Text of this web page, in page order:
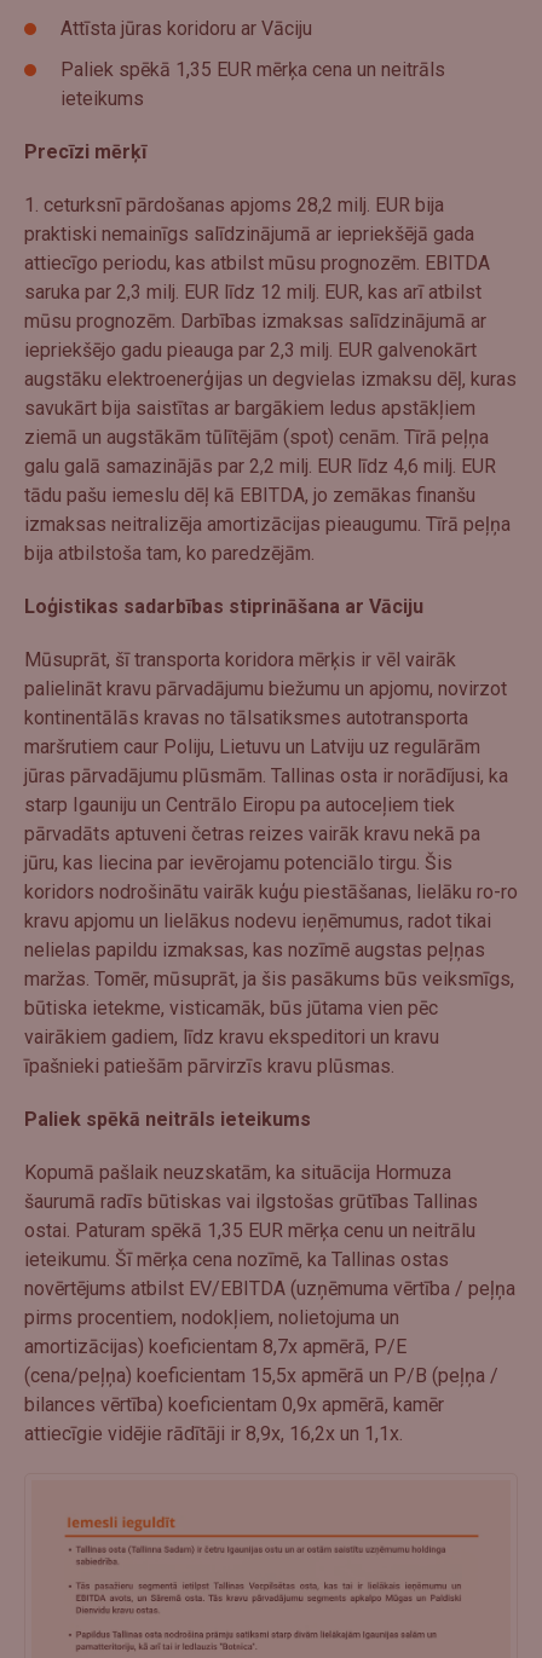
Attīsta jūras koridoru ar Vāciju
Paliek spēkā 1,35 EUR mērķa cena un neitrāls
ieteikums
Precīzi mērķī
1. ceturksnī pārdošanas apjoms 28,2 milj. EUR bija
praktiski nemainīgs salīdzinājumā ar iepriekšējā gada
attiecīgo periodu, kas atbilst mūsu prognozēm. EBITDA
saruka par 2,3 milj. EUR līdz 12 milj. EUR, kas arī atbilst
mūsu prognozēm. Darbības izmaksas salīdzinājumā ar
iepriekšējo gadu pieauga par 2,3 milj. EUR galvenokārt
augstāku elektroenerģijas un degvielas izmaksu dēļ, kuras
savukārt bija saistītas ar bargākiem ledus apstākļiem
ziemā un augstākām tūlītējām (spot) cenām. Tīrā peļņa
galu galā samazinājās par 2,2 milj. EUR līdz 4,6 milj. EUR
tādu pašu iemeslu dēļ kā EBITDA, jo zemākas finanšu
izmaksas neitralizēja amortizācijas pieaugumu. Tīrā peļņa
bija atbilstoša tam, ko paredzējām.
Loģistikas sadarbības stiprināšana ar Vāciju
Mūsuprāt, šī transporta koridora mērķis ir vēl vairāk
palielināt kravu pārvadājumu biežumu un apjomu, novirzot
kontinentālās kravas no tālsatiksmes autotransporta
maršrutiem caur Poliju, Lietuvu un Latviju uz regulārām
jūras pārvadājumu plūsmām. Tallinas osta ir norādījusi, ka
starp Igauniju un Centrālo Eiropu pa autoceļiem tiek
pārvadāts aptuveni četras reizes vairāk kravu nekā pa
jūru, kas liecina par ievērojamu potenciālo tirgu. Šis
koridors nodrošinātu vairāk kuģu piestāšanas, lielāku ro-ro
kravu apjomu un lielākus nodevu ieņēmumus, radot tikai
nelielas papildu izmaksas, kas nozīmē augstas peļņas
maržas. Tomēr, mūsuprāt, ja šis pasākums būs veiksmīgs,
būtiska ietekme, visticamāk, būs jūtama vien pēc
vairākiem gadiem, līdz kravu ekspeditori un kravu
īpašnieki patiešām pārvirzīs kravu plūsmas.
Paliek spēkā neitrāls ieteikums
Kopumā pašlaik neuzskatām, ka situācija Hormuza
šaurumā radīs būtiskas vai ilgstošas grūtības Tallinas
ostai. Paturam spēkā 1,35 EUR mērķa cenu un neitrālu
ieteikumu. Šī mērķa cena nozīmē, ka Tallinas ostas
novērtējums atbilst EV/EBITDA (uzņēmuma vērtība / peļņa
pirms procentiem, nodokļiem, nolietojuma un
amortizācijas) koeficientam 8,7x apmērā, P/E
(cena/peļņa) koeficientam 15,5x apmērā un P/B (peļņa /
bilances vērtība) koeficientam 0,9x apmērā, kamēr
attiecīgie vidējie rādītāji ir 8,9x, 16,2x un 1,1x.